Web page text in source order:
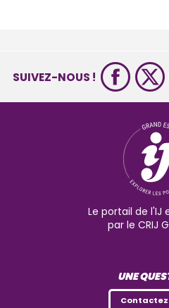
SUIVEZ-NOUS !
Le portail de l'IJ
par le CRIJ
UNE